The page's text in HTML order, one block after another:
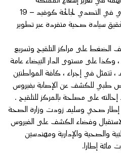
كنموذج يحتذى في التعامل المثالي في التصدي لجائحة كوفيد – 19
سيادة صحية متفردة عبر تطوير
الضغط على مراكز التلقيح وتسريع
، وكذا على مستوى الدار البيضاء عامة
تتمثل في إجراء ، كافة المواطنين
طبي للكشف عن الإصابة بفيروس
على مصلحة بالمركز للتلقيح .
صحي وسليم زودت وزارة الصحة
وفضاء الكشف على الفيروس
والصحية والإدارية ومهندسين
مائة إطارا.